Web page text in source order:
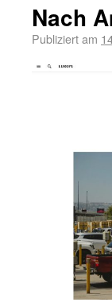
Nach
Publiziert am